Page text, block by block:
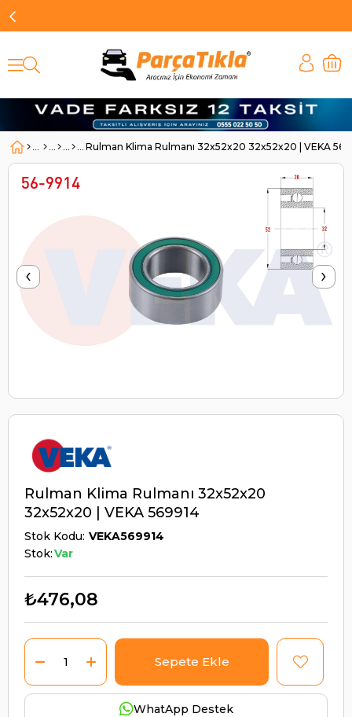
Rulman Klima Rulmanı 32x52x20 32x52x20 | VEKA
‹ ›
Rulman Klima Rulmanı 32x52x20
32x52x20 | VEKA 569914
Stok Kodu VEKA569914
Stok:Var
₺476,08
WhatApp Destek